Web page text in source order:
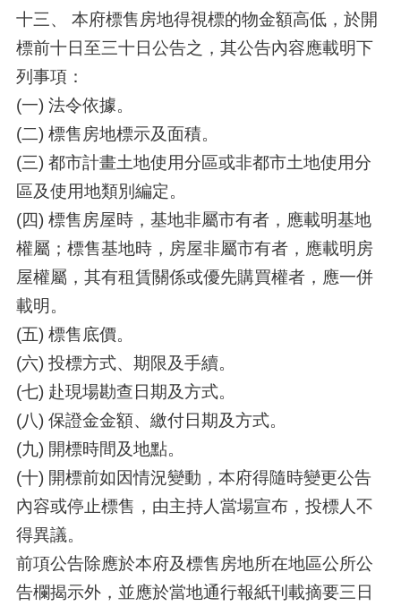
十三、 本府標售房地得視標的物金額高低，於開
標前十日至三十日公告之，其公告內容應載明下
列事項：
(一) 法令依據。
(二) 標售房地標示及面積。
(三) 都市計畫土地使用分區或非都市土地使用分
區及使用地類別編定。
(四) 標售房屋時，基地非屬市有者，應載明基地
權屬；標售基地時，房屋非屬市有者，應載明房
屋權屬，其有租賃關係或優先購買權者，應一併
載明。
(五) 標售底價。
(六) 投標方式、期限及手續。
(七) 赴現場勘查日期及方式。
(八) 保證金金額、繳付日期及方式。
(九) 開標時間及地點。
(十) 開標前如因情況變動，本府得隨時變更公告
內容或停止標售，由主持人當場宣布，投標人不
得異議。
前項公告除應於本府及標售房地所在地區公所公
告欄揭示外，並應於當地通行報紙刊載摘要三日